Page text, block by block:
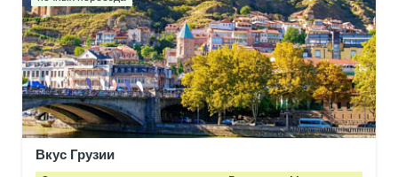
Вкус Грузии